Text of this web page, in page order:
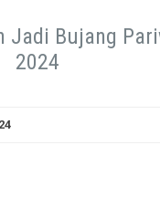
Jadi Bujang
2024